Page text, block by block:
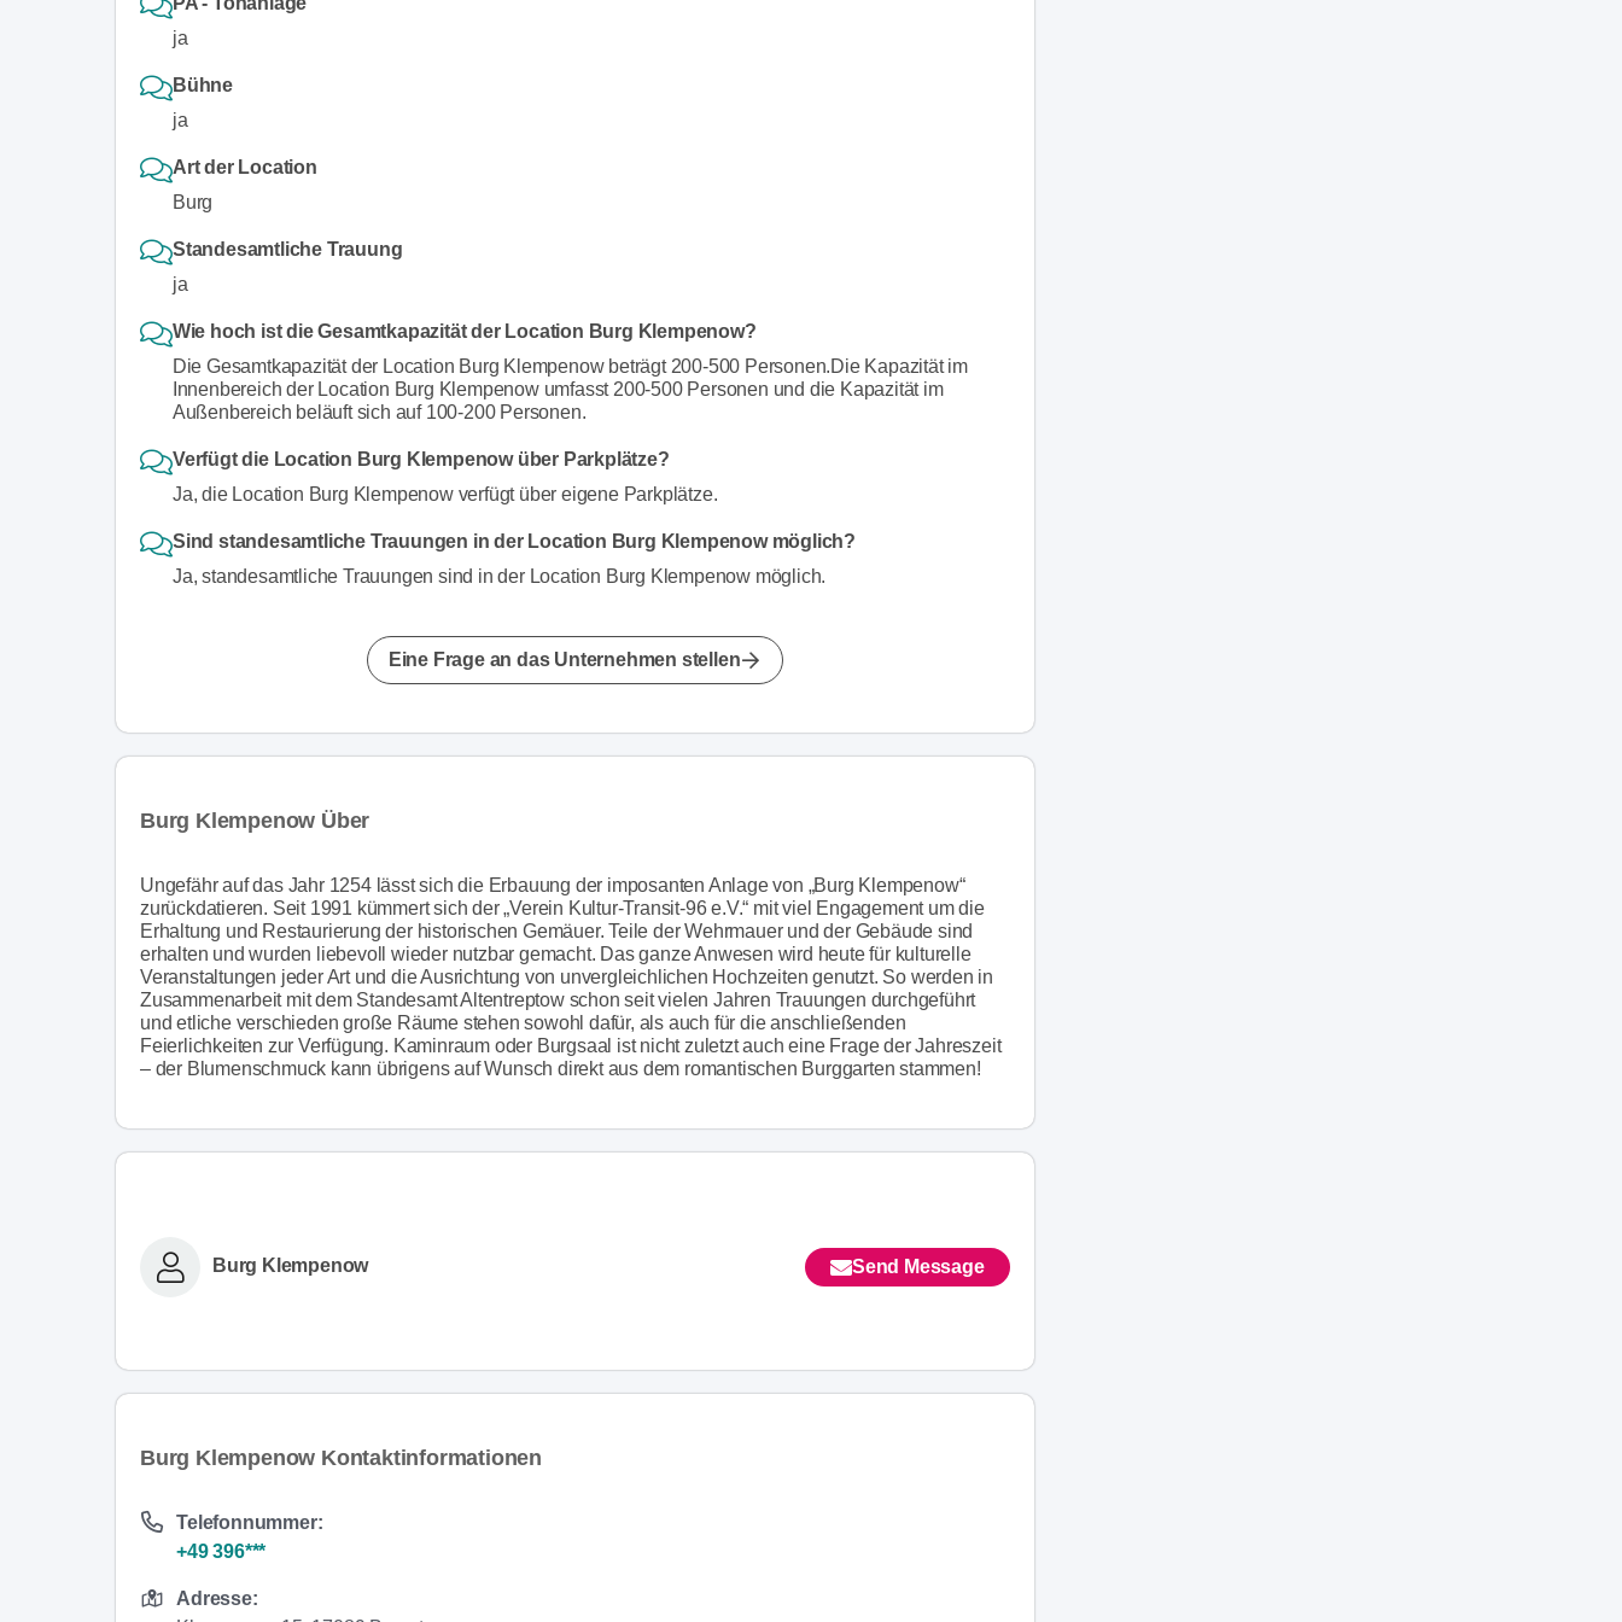
ja
Bühne
ja
Art der Location
Burg
Standesamtliche Trauung
ja
Wie hoch ist die Gesamtkapazität der Location Burg Klempenow?
Die Gesamtkapazität der Location Burg Klempenow beträgt 200-500 Personen.Die Kapazität im
Innenbereich der Location Burg Klempenow umfasst 200-500 Personen und die Kapazität im
Außenbereich beläuft sich auf 100-200 Personen.
Verfügt die Location Burg Klempenow über Parkplätze?
Ja, die Location Burg Klempenow verfügt über eigene Parkplätze.
Sind standesamtliche Trauungen in der Location Burg Klempenow möglich?
Ja, standesamtliche Trauungen sind in der Location Burg Klempenow möglich.
Eine Frage an das Unternehmen stellen
Burg Klempenow Über
Ungefähr auf das Jahr 1254 lässt sich die Erbauung der imposanten Anlage von „Burg Klempenow“
zurückdatieren. Seit 1991 kümmert sich der „Verein Kultur-Transit-96 e.V.“ mit viel Engagement um die
Erhaltung und Restaurierung der historischen Gemäuer. Teile der Wehrmauer und der Gebäude sind
erhalten und wurden liebevoll wieder nutzbar gemacht. Das ganze Anwesen wird heute für kulturelle
Veranstaltungen jeder Art und die Ausrichtung von unvergleichlichen Hochzeiten genutzt. So werden in
Zusammenarbeit mit dem Standesamt Altentreptow schon seit vielen Jahren Trauungen durchgeführt
und etliche verschieden große Räume stehen sowohl dafür, als auch für die anschließenden
Feierlichkeiten zur Verfügung. Kaminraum oder Burgsaal ist nicht zuletzt auch eine Frage der Jahreszeit
– der Blumenschmuck kann übrigens auf Wunsch direkt aus dem romantischen Burggarten stammen!
Burg Klempenow Send Message
Burg Klempenow Kontaktinformationen
Telefonnummer:
+49 396***
Adresse: